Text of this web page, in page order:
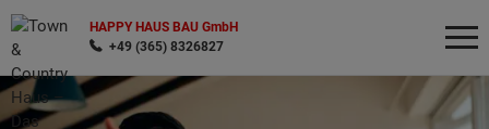
HAPPY HAUS BAU GmbH
+49 (365) 8326827